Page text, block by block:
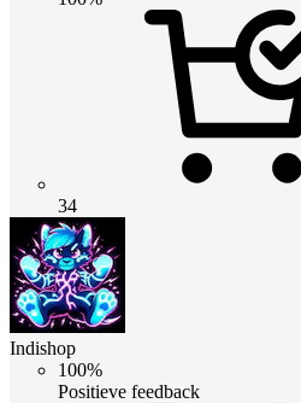
34
Indishop
100%
Positieve feedback